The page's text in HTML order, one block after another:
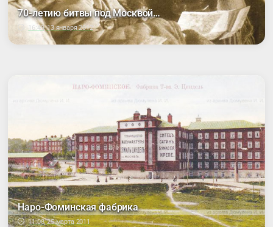
70-летию битвы под Москвой…
16:49, 13 января 2012
Наро-Фоминская фабрика
11:08, 25 марта 2011